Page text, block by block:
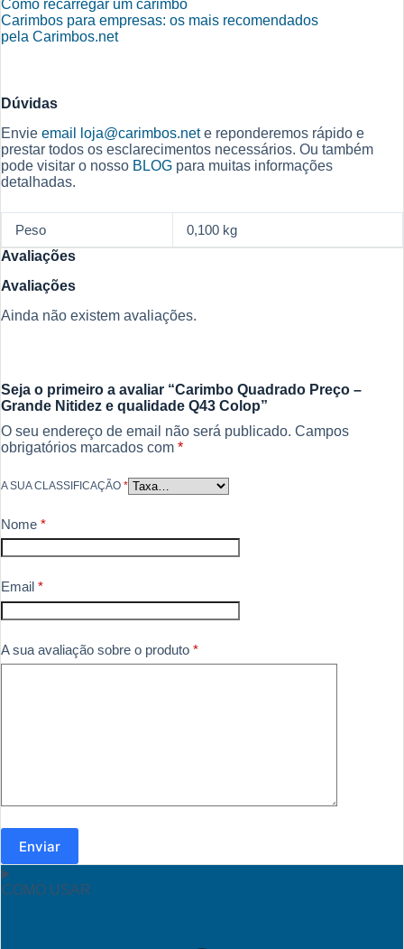
Como recarregar um carimbo
Carimbos para empresas: os mais recomendados
pela Carimbos.net
Dúvidas
Envie email loja@carimbos.nete reponderemos rápido e
prestar todos os esclarecimentos necessários. Ou também
pode visitar o nosso BLOG para muitas informações
detalhadas.
Peso
0,100 kg
Avaliações
Avaliações
Ainda não existem avaliações.
Seja o primeiro a avaliar “Carimbo Quadrado Preço –
Grande Nitidez e qualidade Q43 Colop”
O seu endereço de email não será publicado. Campos
obrigatórios marcados com *
A SUA CLASSIFICAÇÃO *
Nome *
Email *
A sua avaliação sobre o produto *
Enviar
COMO USAR